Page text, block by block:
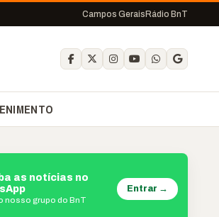
Campos Gerais Rádio BnT
as notícias no
nosso grupo do BnT
Entrar →